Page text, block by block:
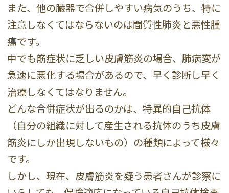
また、他の臓器で合併しやすい病気のうち、特に
注意しなくてはならないのは間質性肺炎と悪性腫
瘍です。
中でも筋症状に乏しい皮膚筋炎の場合、肺病変が
急速に悪化する場合があるので、早く診断し早く
治療しなくてはなりません。
どんな合併症状が出るのかは、特異的自己抗体
（自分の組織に対して産生される抗体のうち皮膚
筋炎にしか出現しないもの）の種類によって様々
です。
しかし、現在、皮膚筋炎を疑う患者さんが診察に